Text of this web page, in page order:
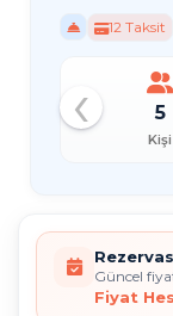
12 Taksit
5
Kişi
‹
Güncel
Fiyat